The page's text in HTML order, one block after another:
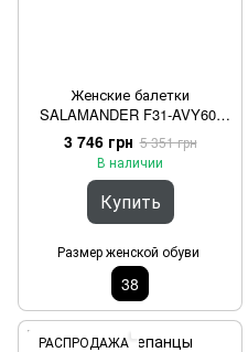
Женские балетки
SALAMANDER F31-AVY60-
1469-5252 Светло-серый 38
3 746 грн 5 351 грн
В наличии
Купить
Размер женской обуви
38
РАСПРОДАЖА